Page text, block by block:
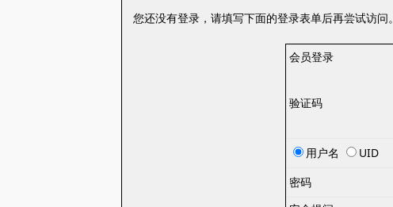
您还没有登录，请填写下面的登录表单后再尝试访问。
会员登录
验证码
用户名 UID
密码